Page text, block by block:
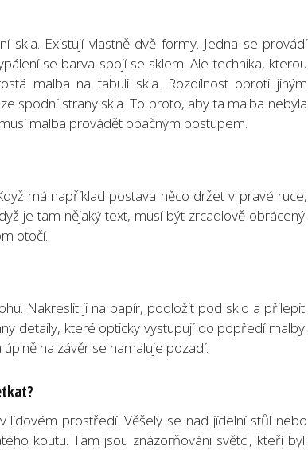
skla. Existují vlastně dvě formy. Jedna se provádí
se barva spojí se sklem. Ale technika, kterou
malba na tabuli skla. Rozdílnost oproti jiným
spodní strany skla. To proto, aby ta malba nebyla
malba provádět opačným postupem.
má například postava něco držet v pravé ruce,
je tam nějaký text, musí být zrcadlově obrácený.
otočí.
Nakreslit ji na papír, podložit pod sklo a přilepit.
detaily, které opticky vystupují do popředí malby.
na závěr se namaluje pozadí.
lidovém prostředí. Věšely se nad jídelní stůl nebo
koutu. Tam jsou znázorňováni světci, kteří byli